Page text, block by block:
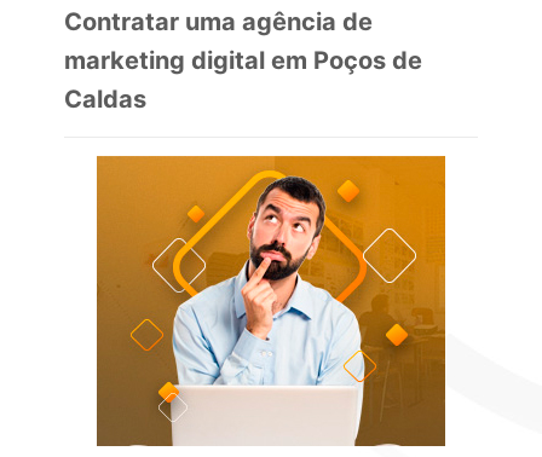
Contratar uma agência de
marketing digital em Poços de
Caldas